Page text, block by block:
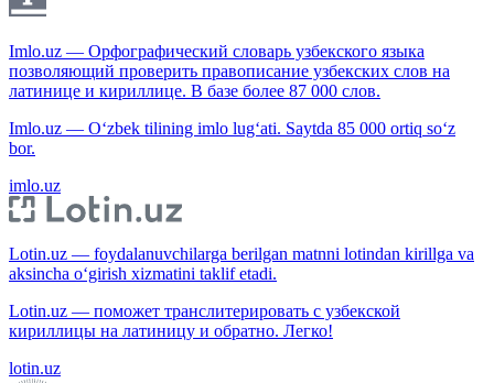
Imlo.uz — Орфографический словарь узбекского языка
позволяющий проверить правописание узбекских слов на
латинице и кириллице. В базе более 87 000 слов.
Imlo.uz — O‘zbek tilining imlo lug‘ati. Saytda 85 000 ortiq so‘z
bor.
imlo.uz
Lotin.uz — foydalanuvchilarga berilgan matnni lotindan kirillga va
aksincha o‘girish xizmatini taklif etadi.
Lotin.uz — поможет транслитерировать с узбекской
кириллицы на латиницу и обратно. Легко!
lotin.uz